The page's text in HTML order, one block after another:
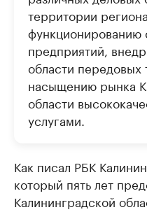
территории
функционированию
предприятий,
области передовых
насыщению рынка
области
услугами.
Как писал РБК
который пять лет
Калининградской